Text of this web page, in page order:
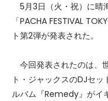
5月3日（火・祝）に晴
「PACHA FESTIVAL
ト第2弾が発表された。
今回発表されたのは、
ト・ジャックスのDJセ
ルバム『Remedy』がイ